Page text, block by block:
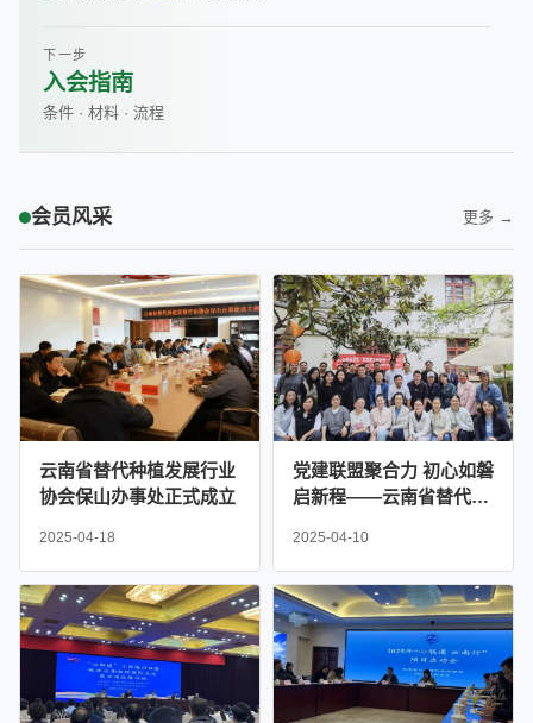
下一步
入会指南
条件 · 材料 · 流程
会员风采 更多 →
云南省替代种植发展行业
协会保山办事处正式成立
2025-04-18
党建联盟聚合力 初心如磐
启新程——云南省替代种
合严家地社区党委举办主
题茶话会
2025-04-10